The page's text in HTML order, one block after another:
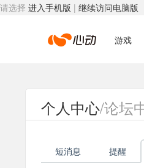
请选择 进入手机版 | 继续访问电脑版
心
动
游戏
个人中心/论坛
短消息 提醒